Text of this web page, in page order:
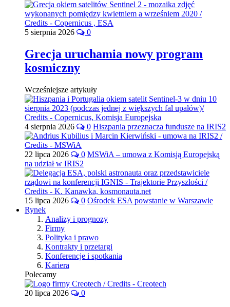
5 sierpnia 2026 0
Grecja uruchamia nowy program
kosmiczny
Wcześniejsze artykuły
4 sierpnia 2026 0 Hiszpania przeznacza fundusze na IRIS2
22 lipca 2026 0 MSWiA – umowa z Komisją Europejską
na udział w IRIS2
15 lipca 2026 0 Ośrodek ESA powstanie w Warszawie
Rynek
Analizy i prognozy
Firmy
Polityka i prawo
Kontrakty i przetargi
Konferencje i spotkania
Kariera
Polecamy
20 lipca 2026 0